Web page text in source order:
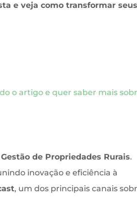
e veja como transformar seus
o artigo e quer saber mais
de Propriedades Rurais.
inovação e eficiência à
, um dos principais canais